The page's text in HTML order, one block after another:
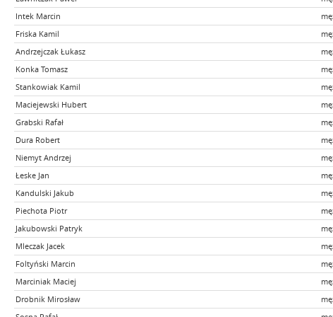
Intek Marcin
Friska Kamil
Andrzejczak Łukasz
Konka Tomasz
Stankowiak Kamil
Maciejewski Hubert
Grabski Rafał
Dura Robert
Niemyt Andrzej
Łeske Jan
Kandulski Jakub
Piechota Piotr
Jakubowski Patryk
Mleczak Jacek
Foltyński Marcin
Marciniak Maciej
Drobnik Mirosław